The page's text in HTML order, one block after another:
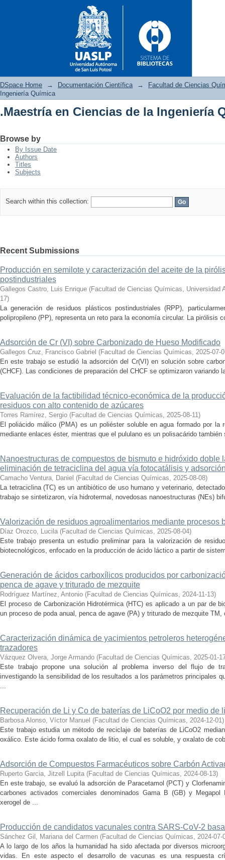
.Maestría en Ciencias de la
DSpace Home → Documentación Científica →
Facultad de Ciencias
Ingeniería Química
.Maestría en Ciencias de la Ingeniería
Browse by
By Issue Date
Authors
Titles
Subjects
Search within this collection:
Recent Submissions
Producción en semilote y caracterización del aceite de la
postindustriales
Gallegos Castro, Luis Enrique (Facultad de Ciencias Químicas, Universidad
17)
La generación de residuos plásticos postindustriales (RPP),
polipropileno (PP), representa un reto para la economía circular. La pirólisis
Adsorción de Cr (VI) sobre Carbonizado de Hueso Modificado
Gallegos Cruz, Francisco Gabriel (Facultad de Ciencias Químicas, 2025-07-
En este trabajo se estudió la adsorción del Cr(VI) en solución sobre
(CHCF). Las condiciones de preparación del CHCF se optimizaron variando
Evaluación de la factibilidad técnico-económica de la
residuos con alto contenido de azúcares
Torres Ramírez, Sergio (Facultad de Ciencias Químicas, 2025-08-11)
El poliácido málico (PMA) es un poliéster soluble en agua formado por la
mediante enlaces éster, mientras que el pululano es un polisacárido
Nanoestructuras de compuestos de bismuto e hidróxido doble
eliminación de tetraciclina del agua vía fotocatálisis y
Camacho Ventura, Daniel (Facultad de Ciencias Químicas, 2025-08-08)
La tetraciclina (TC) es un antibiótico de uso humano y veterinario,
trabajo se sintetizaron, vía hidrotermal, novedosas nanoestructuras (NEs)
Valorización de residuos agroalimentarios mediante procesos
Díaz Orozco, Lucila (Facultad de Ciencias Químicas, 2025-08-04)
Este trabajo presenta un estudio preliminar para la valorización de
biotecnológicos, enfocado en la producción de ácido láctico a partir de
Generación de ácidos carboxílicos producidos por
penca de agave y triturado de mezquite
Rodríguez Martínez, Antonio (Facultad de Ciencias Químicas, 2024-11-13)
El proceso de Carbonización Hidrotérmica (HTC) es aplicado a un par de
un proceso de poda anual, penca de agave (PA) y triturado de mezquite
Caracterización dinámica de yacimientos petroleros
trazadores
Vázquez Olvera, Jorge Armando (Facultad de Ciencias Químicas, 2025-01-
Este trabajo propone una solución al problema inverso del flujo de
investigando la sensibilidad de los resultados a los parámetros principales
...
Recuperación de Li y Co de baterías de LiCoO2 por medio de
Barbosa Alonso, Víctor Manuel (Facultad de Ciencias Químicas, 2024-12-01)
Este trabajo estudia un método de reciclaje de baterías de LiCoO2
oxálico. Este ácido forma oxalato de litio, el cual es soluble, y oxalato de
Adsorción de Compuestos Farmacéuticos sobre Carbón
Ruperto Garcia, Jitzell Lupita (Facultad de Ciencias Químicas, 2024-08-13)
En este trabajo, se evaluó la adsorción de Paracetamol (PCT) y
carbones activados comerciales denominados Gama B (GB) y
xerogel de ...
Producción de candidatos vacunales contra SARS-CoV-2
Sánchez Gil, Mariana del Carmen (Facultad de Ciencias Químicas, 2024-07-
A lo largo de los años la humanidad ha sido afectada por diversos
vidas. En este aspecto el desarrollo de vacunas es una respuesta